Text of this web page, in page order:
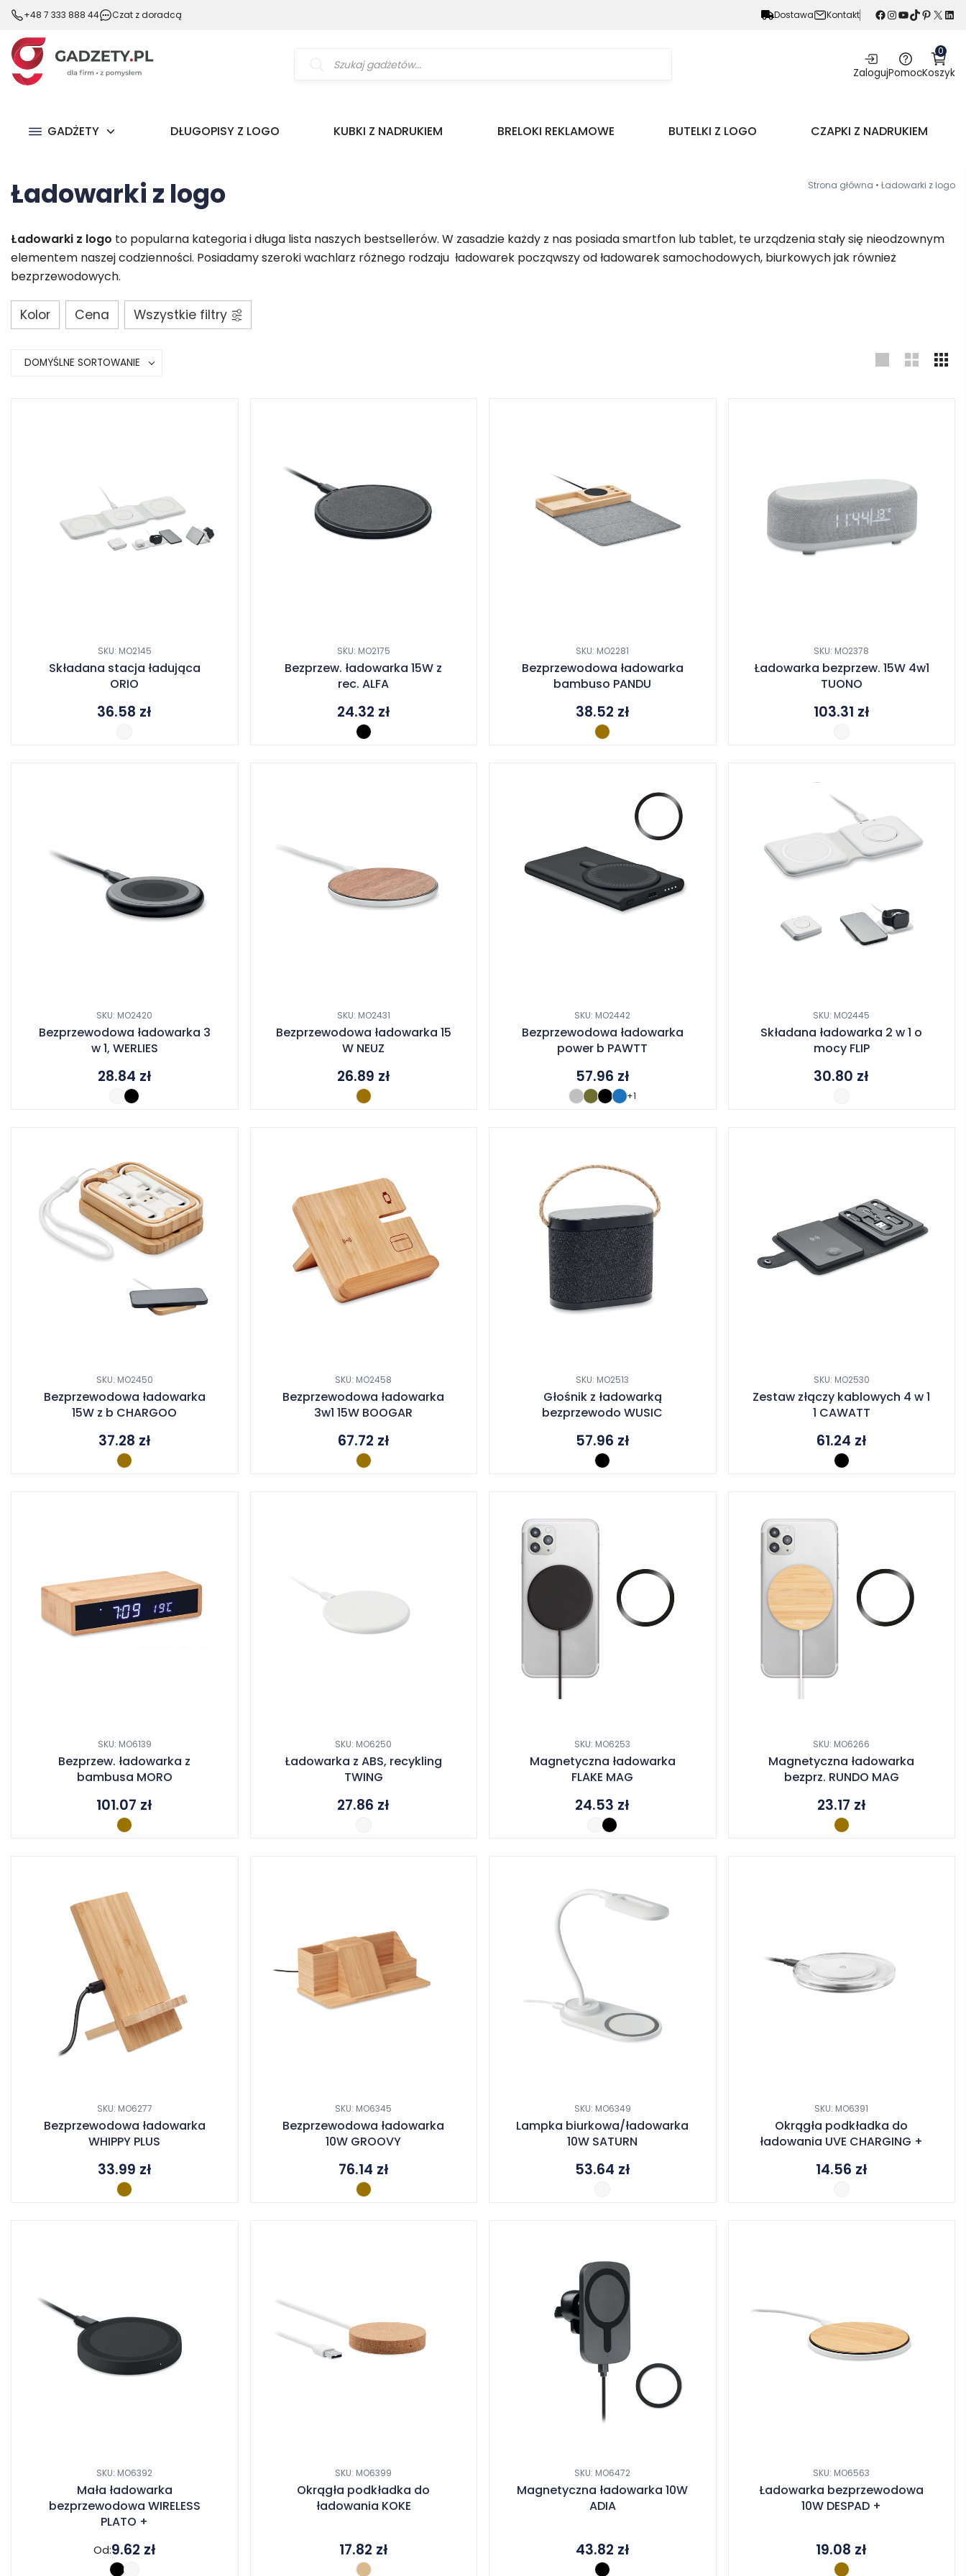
+48 7 333 888 44 Czat z doradcą Dostawa Kontakt Facebook InstagramYouTube TikTok Pinterest X LinkedIn
produktów ZalogujPomoc
0
Koszyk
GADŻETY DŁUGOPISY Z LOGO KUBKI Z NADRUKIEM BRELOKI REKLAMOWE BUTELKI Z LOGO CZAPKI Z NADRUKIEM
Strona główna • Ładowarki z logo
Ładowarki z logo
Ładowarki z logo to popularna kategoria i długa lista naszych bestsellerów. W zasadzie każdy z nas posiada smartfon lub tablet, te urządzenia stały się nieodzownym
elementem naszej codzienności. Posiadamy szeroki wachlarz różnego rodzaju ładowarek począwszy od ładowarek samochodowych, biurkowych jak również
bezprzewodowych.
Kolor Cena Wszystkie filtry
DOMYŚLNE SORTOWANIE
SKU: MO2145
Składana stacja ładująca
ORIO
36.58 zł
SKU: MO2175
Bezprzew. ładowarka 15W z
rec. ALFA
24.32 zł
SKU: MO2281
Bezprzewodowa ładowarka
bambuso PANDU
38.52 zł
SKU: MO2378
Ładowarka bezprzew. 15W 4w1
TUONO
103.31 zł
SKU: MO2420
Bezprzewodowa ładowarka 3
w 1, WERLIES
28.84 zł
SKU: MO2431
Bezprzewodowa ładowarka 15
W NEUZ
26.89 zł
SKU: MO2442
Bezprzewodowa ładowarka
power b PAWTT
57.96 zł
+1
SKU: MO2445
Składana ładowarka 2 w 1 o
mocy FLIP
30.80 zł
SKU: MO2450
Bezprzewodowa ładowarka
15W z b CHARGOO
37.28 zł
SKU: MO2458
Bezprzewodowa ładowarka
3w1 15W BOOGAR
67.72 zł
SKU: MO2513
Głośnik z ładowarką
bezprzewodo WUSIC
57.96 zł
SKU: MO2530
Zestaw złączy kablowych 4 w 1
1 CAWATT
61.24 zł
SKU: MO6139
Bezprzew. ładowarka z
bambusa MORO
101.07 zł
SKU: MO6250
Ładowarka z ABS, recykling
TWING
27.86 zł
SKU: MO6253
Magnetyczna ładowarka
FLAKE MAG
24.53 zł
SKU: MO6266
Magnetyczna ładowarka
bezprz. RUNDO MAG
23.17 zł
SKU: MO6277
Bezprzewodowa ładowarka
WHIPPY PLUS
33.99 zł
SKU: MO6345
Bezprzewodowa ładowarka
10W GROOVY
76.14 zł
SKU: MO6349
Lampka biurkowa/ładowarka
10W SATURN
53.64 zł
SKU: MO6391
Okrągła podkładka do
ładowania UVE CHARGING +
14.56 zł
SKU: MO6392
Mała ładowarka
bezprzewodowa WIRELESS
PLATO +
Od:9.62 zł
SKU: MO6399
Okrągła podkładka do
ładowania KOKE
17.82 zł
SKU: MO6472
Magnetyczna ładowarka 10W
ADIA
43.82 zł
SKU: MO6563
Ładowarka bezprzewodowa
10W DESPAD +
19.08 zł